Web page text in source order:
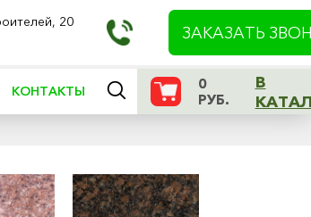
20
ЗАКАЗАТЬ
КОНТАКТЫ
0
РУБ.
В